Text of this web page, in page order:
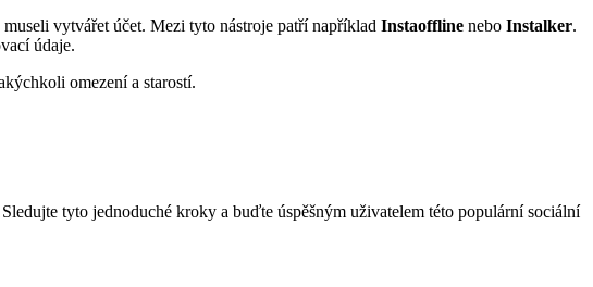
vytvářet účet. Mezi tyto nástroje patří například Instaoffline nebo Instalker.
údaje.
omezení a starostí.
tyto jednoduché kroky a buďte úspěšným uživatelem této populární sociální